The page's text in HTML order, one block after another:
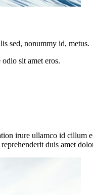
sed, nonummy id, metus.
sit amet eros.
irure ullamco id
duis amet